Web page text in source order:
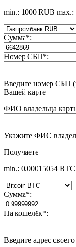
min.: 1000 RUB max.:
Сумма*:
Номер СБП*:
Введите номер СБП
Вашей карте
ФИО владельца
Укажите ФИО
Получаете
min.: 0.00015054 BTC
Сумма*:
На кошелёк*:
Введите адрес